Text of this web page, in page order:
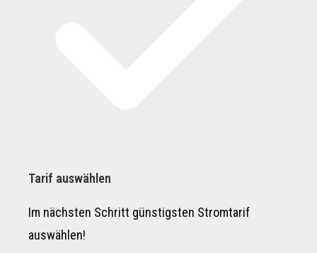
Tarif auswählen
Im nächsten Schritt günstigsten Stromtarif
auswählen!